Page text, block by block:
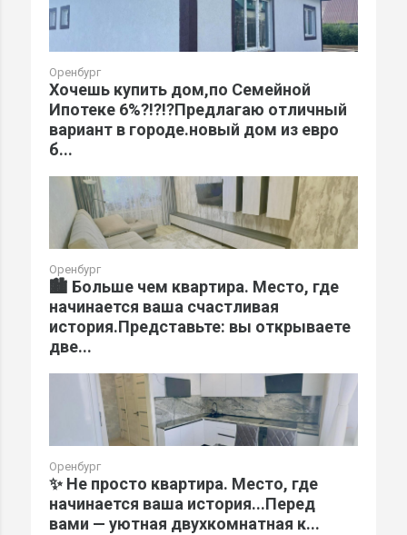
Оренбург
Хочешь купить дом,по Семейной
Ипотеке 6%?!?!?Предлагаю отличный
вариант в городе.новый дом из евро
б...
Оренбург
🏙️ Больше чем квартира. Место, где
начинается ваша счастливая
история.Представьте: вы открываете
две...
Оренбург
✨ Не просто квартира. Место, где
начинается ваша история...Перед
вами — уютная двухкомнатная к...